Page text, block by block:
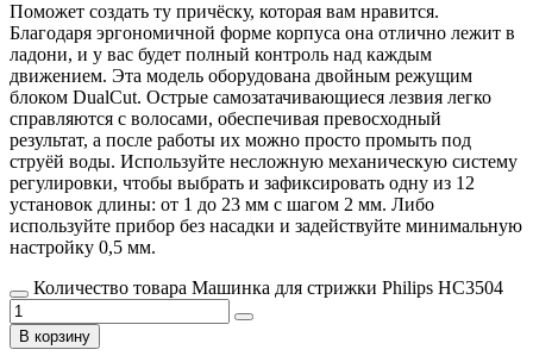
Поможет создать ту причёску, которая вам нравится.
Благодаря эргономичной форме корпуса она отлично лежит в
ладони, и у вас будет полный контроль над каждым
движением. Эта модель оборудована двойным режущим
блоком DualCut. Острые самозатачивающиеся лезвия легко
справляются с волосами, обеспечивая превосходный
результат, а после работы их можно просто промыть под
струёй воды. Используйте несложную механическую систему
регулировки, чтобы выбрать и зафиксировать одну из 12
установок длины: от 1 до 23 мм с шагом 2 мм. Либо
используйте прибор без насадки и задействуйте минимальную
настройку 0,5 мм.
Количество товара Машинка для стрижки Philips HC3504
В корзину